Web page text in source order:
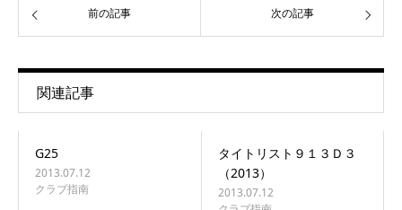
前の記事 次の記事
関連記事
G25
2013.07.12
クラブ指南
タイトリスト９１３Ｄ３
（2013）
2013.07.12